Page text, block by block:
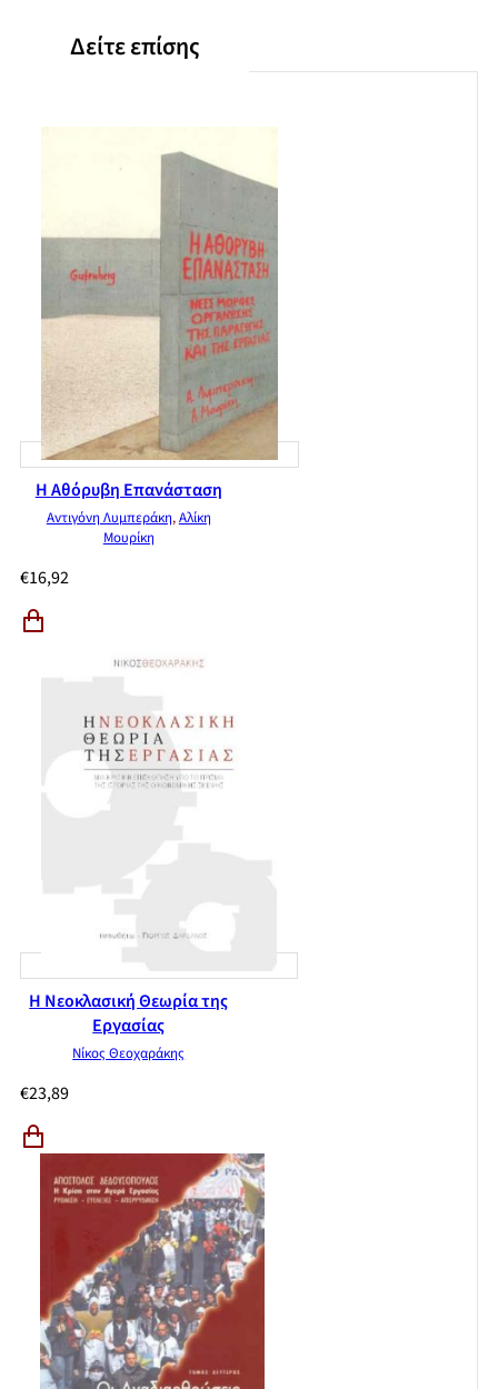
Δείτε επίσης
Η Αθόρυβη Επανάσταση
Αντιγόνη Λυμπεράκη,Αλίκη
Μουρίκη
€16,92
Η Νεοκλασική Θεωρία της
Εργασίας
Νίκος Θεοχαράκης
€23,89